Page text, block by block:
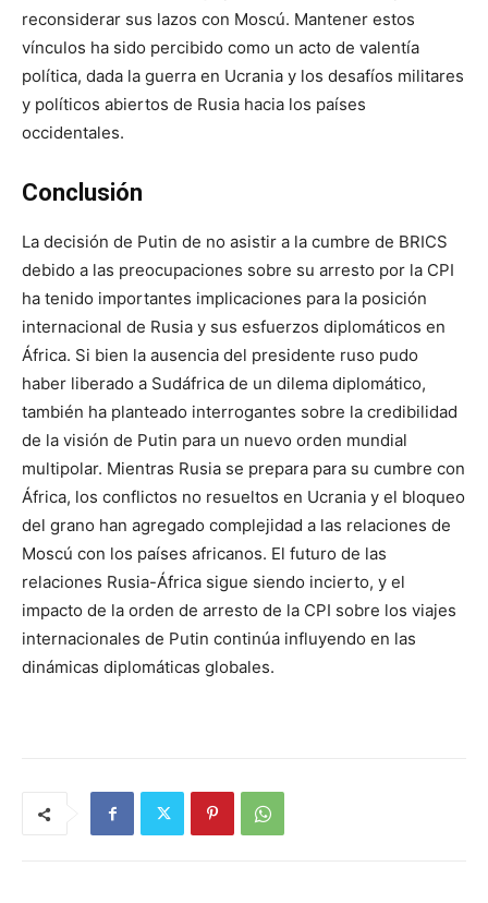
reconsiderar sus lazos con Moscú. Mantener estos
vínculos ha sido percibido como un acto de valentía
política, dada la guerra en Ucrania y los desafíos militares
y políticos abiertos de Rusia hacia los países
occidentales.
Conclusión
La decisión de Putin de no asistir a la cumbre de BRICS
debido a las preocupaciones sobre su arresto por la CPI
ha tenido importantes implicaciones para la posición
internacional de Rusia y sus esfuerzos diplomáticos en
África. Si bien la ausencia del presidente ruso pudo
haber liberado a Sudáfrica de un dilema diplomático,
también ha planteado interrogantes sobre la credibilidad
de la visión de Putin para un nuevo orden mundial
multipolar. Mientras Rusia se prepara para su cumbre con
África, los conflictos no resueltos en Ucrania y el bloqueo
del grano han agregado complejidad a las relaciones de
Moscú con los países africanos. El futuro de las
relaciones Rusia-África sigue siendo incierto, y el
impacto de la orden de arresto de la CPI sobre los viajes
internacionales de Putin continúa influyendo en las
dinámicas diplomáticas globales.